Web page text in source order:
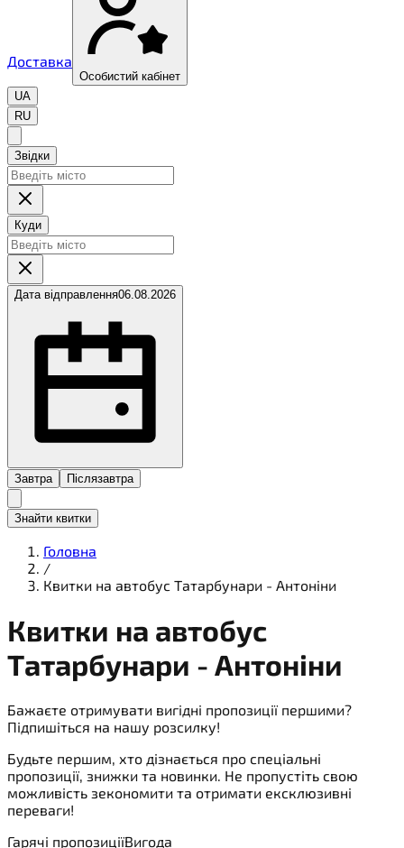
Доставка
Особистий кабінет
UA
RU
Звідки
Куди
Дата відправлення06.08.2026
Завтра Післязавтра
Знайти квитки
Головна
/
Квитки на автобус Татарбунари - Антоніни
Квитки на автобус
Татарбунари - Антоніни
Бажаєте отримувати вигідні пропозиції першими?
Підпишіться на нашу розсилку!
Будьте першим, хто дізнається про спеціальні
пропозиції, знижки та новинки. Не пропустіть свою
можливість зекономити та отримати ексклюзивні
переваги!
Гарячі пропозиціїВигода